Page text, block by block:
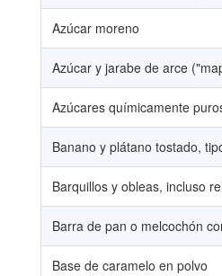
Azúcar moreno
Azúcar y jarabe de arce
Azúcares químicamente
Banano y plátano tostado,
Barquillos y obleas, incluso
Barra de pan o melcochón
Base de caramelo en polvo